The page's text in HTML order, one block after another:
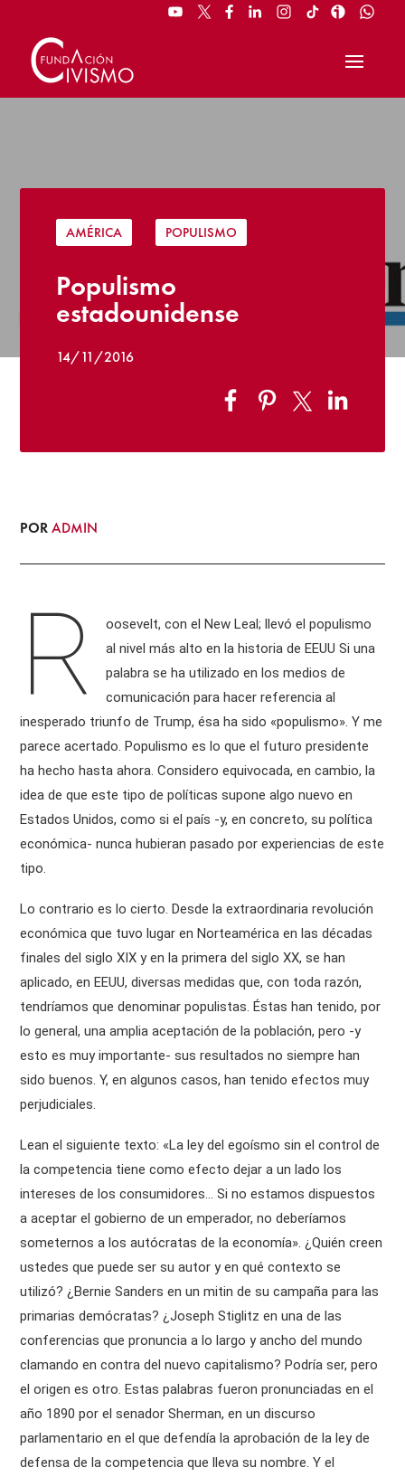
AMÉRICA POPULISMO
Populismo
estadounidense
14/11/2016
PORADMIN
R
oosevelt, con el New Leal; llevó el populismo
al nivel más alto en la historia de EEUU Si una
palabra se ha utilizado en los medios de
comunicación para hacer referencia al
inesperado triunfo de Trump, ésa ha sido «populismo». Y me
parece acertado. Populismo es lo que el futuro presidente
ha hecho hasta ahora. Considero equivocada, en cambio, la
idea de que este tipo de políticas supone algo nuevo en
Estados Unidos, como si el país -y, en concreto, su política
económica- nunca hubieran pasado por experiencias de este
tipo.
Lo contrario es lo cierto. Desde la extraordinaria revolución
económica que tuvo lugar en Norteamérica en las décadas
finales del siglo XIX y en la primera del siglo XX, se han
aplicado, en EEUU, diversas medidas que, con toda razón,
tendríamos que denominar populistas. Éstas han tenido, por
lo general, una amplia aceptación de la población, pero -y
esto es muy importante- sus resultados no siempre han
sido buenos. Y, en algunos casos, han tenido efectos muy
perjudiciales.
Lean el siguiente texto: «La ley del egoísmo sin el control de
la competencia tiene como efecto dejar a un lado los
intereses de los consumidores… Si no estamos dispuestos
a aceptar el gobierno de un emperador, no deberíamos
someternos a los autócratas de la economía». ¿Quién creen
ustedes que puede ser su autor y en qué contexto se
utilizó? ¿Bernie Sanders en un mitin de su campaña para las
primarias demócratas? ¿Joseph Stiglitz en una de las
conferencias que pronuncia a lo largo y ancho del mundo
clamando en contra del nuevo capitalismo? Podría ser, pero
el origen es otro. Estas palabras fueron pronunciadas en el
año 1890 por el senador Sherman, en un discurso
parlamentario en el que defendía la aprobación de la ley de
defensa de la competencia que lleva su nombre. Y el